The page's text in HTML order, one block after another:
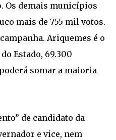
Os demais municípios
mais de 755 mil votos.
Ariquemes é o
Estado, 69.300
somar a maioria
de candidato da
e vice, nem